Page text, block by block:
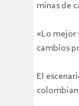
minas de
«Lo mejor
cambios
El